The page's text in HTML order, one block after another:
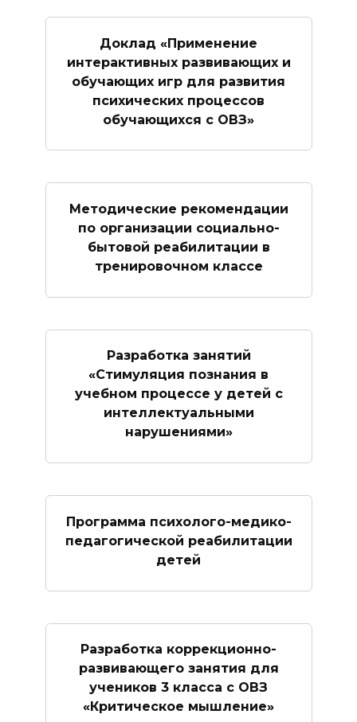
Доклад «Применение
интерактивных развивающих и
обучающих игр для развития
психических процессов
обучающихся с ОВЗ»
Методические рекомендации
по организации социально-
бытовой реабилитации в
тренировочном классе
Разработка занятий
«Стимуляция познания в
учебном процессе у детей с
интеллектуальными
нарушениями»
Программа психолого-медико-
педагогической реабилитации
детей
Разработка коррекционно-
развивающего занятия для
учеников 3 класса с ОВЗ
«Критическое мышление»